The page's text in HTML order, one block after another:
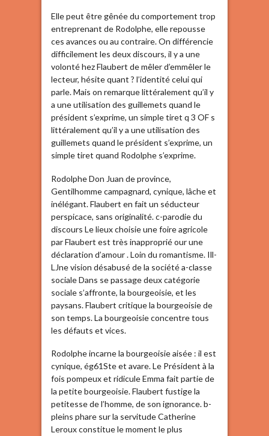
Elle peut être gênée du comportement trop
entreprenant de Rodolphe, elle repousse
ces avances ou au contraire. On différencie
difficilement les deux discours, il y a une
volonté hez Flaubert de mêler d’emmêler le
lecteur, hésite quant ? l’identité celui qui
parle. Mais on remarque littéralement qu’il y
a une utilisation des guillemets quand le
président s’exprime, un simple tiret q 3 OF s
littéralement qu’il y a une utilisation des
guillemets quand le président s’exprime, un
simple tiret quand Rodolphe s’exprime.
Rodolphe Don Juan de province,
Gentilhomme campagnard, cynique, lâche et
inélégant. Flaubert en fait un séducteur
perspicace, sans originalité. c-parodie du
discours Le lieux choisie une foire agricole
par Flaubert est très inapproprié our une
déclaration d’amour . Loin du romantisme. Ill-
LJne vision désabusé de la société a-classe
sociale Dans se passage deux catégorie
sociale s’affronte, la bourgeoisie, et les
paysans. Flaubert critique la bourgeoisie de
son temps. La bourgeoisie concentre tous
les défauts et vices.
Rodolphe incarne la bourgeoisie aisée : il est
cynique, ég61Ste et avare. Le Président à la
fois pompeux et ridicule Emma fait partie de
la petite bourgeoisie. Flaubert fustige la
petitesse de l’homme, de son ignorance. b-
pleins phare sur la servitude Catherine
Leroux constitue le moment le plus